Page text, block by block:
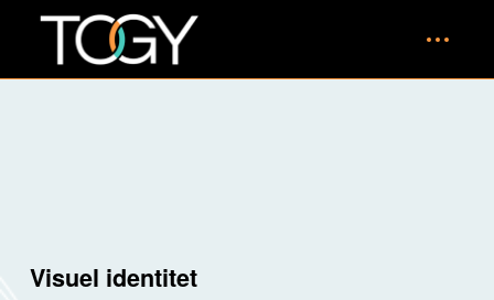
Visuel identitet